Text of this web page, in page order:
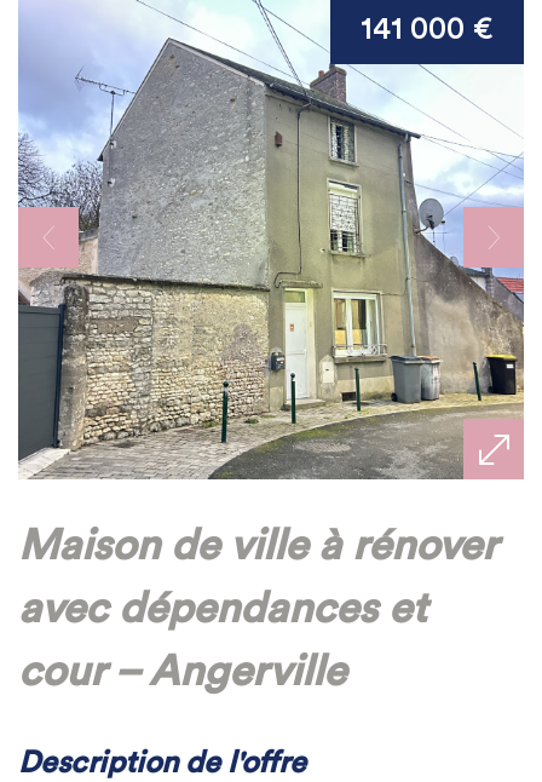
141 000 €
Maison de ville à rénover
avec dépendances et
cour – Angerville
Description de l'offre